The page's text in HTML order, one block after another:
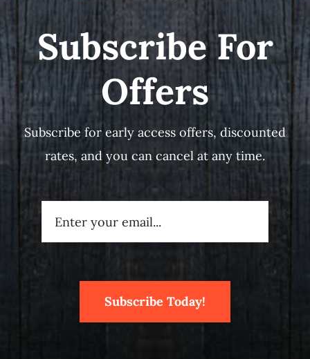
Subscribe For
Offers
Subscribe for early access offers, discounted
rates, and you can cancel at any time.
Subscribe Today!